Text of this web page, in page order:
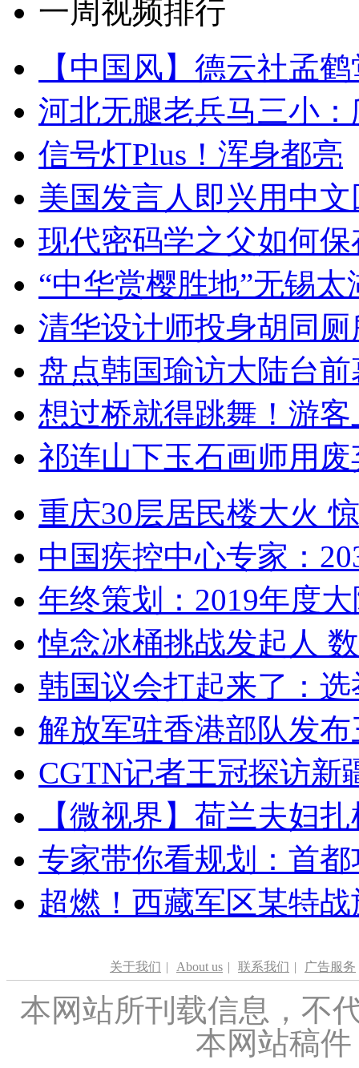
一周视频排行
【中国风】德云社孟
河北无腿老兵马三小
信号灯Plus！浑身都亮
美国发言人即兴用中
现代密码学之父如何
“中华赏樱胜地”无锡
清华设计师投身胡同
盘点韩国瑜访大陆台
想过桥就得跳舞！游客
祁连山下玉石画师用
重庆30层居民楼大火
中国疾控中心专家：
年终策划：2019年度
悼念冰桶挑战发起人
韩国议会打起来了：
解放军驻香港部队发
CGTN记者王冠探访新
【微视界】荷兰夫妇
专家带你看规划：首
超燃！西藏军区某特
关于我们 | About us | 联系我们 | 广告服务
本网站所刊载信息，不
本网站稿